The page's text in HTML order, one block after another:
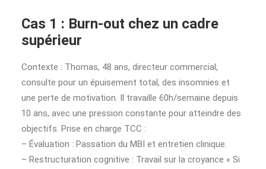
Cas 1 : Burn-out chez un cadre
supérieur
Contexte : Thomas, 48 ans, directeur commercial,
consulte pour un épuisement total, des insomnies et
une perte de motivation. Il travaille 60h/semaine depuis
10 ans, avec une pression constante pour atteindre des
objectifs. Prise en charge TCC :
– Évaluation : Passation du MBI et entretien clinique.
– Restructuration cognitive : Travail sur la croyance « Si